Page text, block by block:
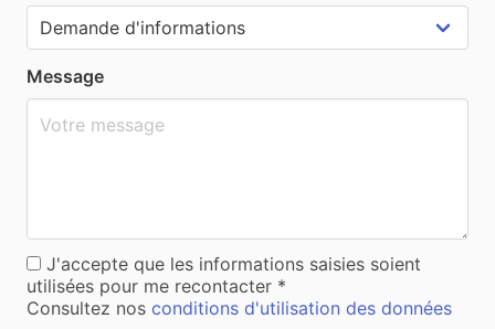
Message
J'accepte que les informations saisies soient
utilisées pour me recontacter *
Consultez nos conditions d'utilisation des données